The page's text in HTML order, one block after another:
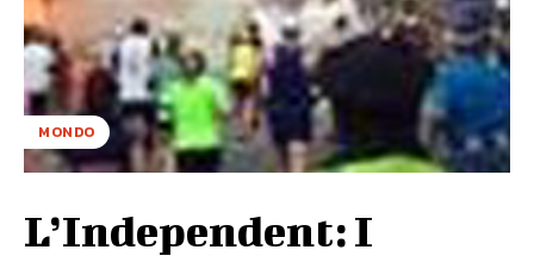
MONDO
L’Independent: I